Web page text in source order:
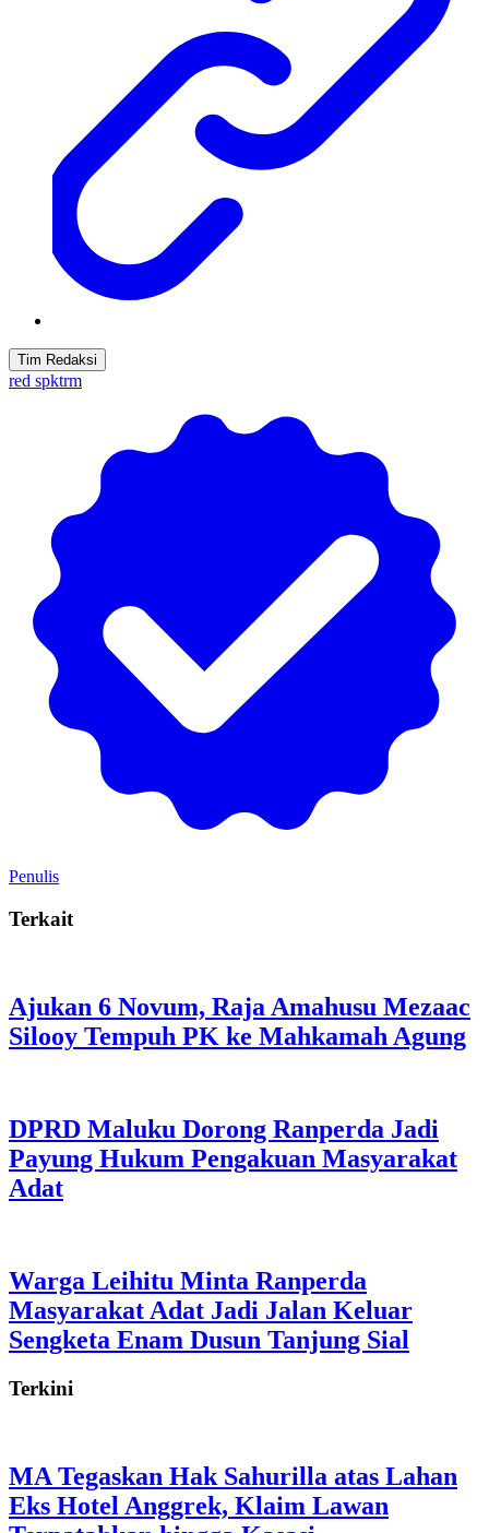
Tim Redaksi
red spktrm
Penulis
Terkait
Ajukan 6 Novum, Raja Amahusu Mezaac
Silooy Tempuh PK ke Mahkamah Agung
DPRD Maluku Dorong Ranperda Jadi
Payung Hukum Pengakuan Masyarakat
Adat
Warga Leihitu Minta Ranperda
Masyarakat Adat Jadi Jalan Keluar
Sengketa Enam Dusun Tanjung Sial
Terkini
MA Tegaskan Hak Sahurilla atas Lahan
Eks Hotel Anggrek, Klaim Lawan